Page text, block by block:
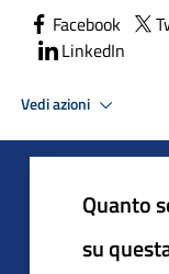
Facebook
LinkedIn
Vedi azioni
Quanto
su